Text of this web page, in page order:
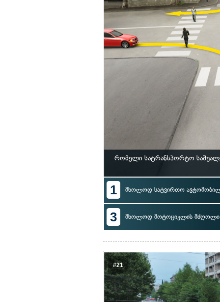
რომელი სატრანსპორტო
1 მხოლოდ სატვირთო
3 მხოლოდ მოტოციკლის მძღოლი
#21